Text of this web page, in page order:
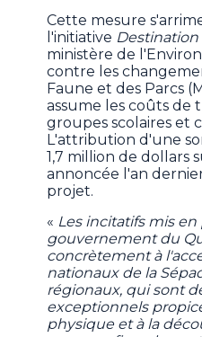
Cette mesure
l'initiative
ministère de
contre les
Faune et des Parcs
assume les coûts de
groupes scolaires et
L'attribution d'une
1,7 million de dollars
annoncée l'an
projet.
« Les incitatifs mis en
gouvernement du
concrètement à
nationaux de la
régionaux, qui sont
exceptionnels
physique et à la